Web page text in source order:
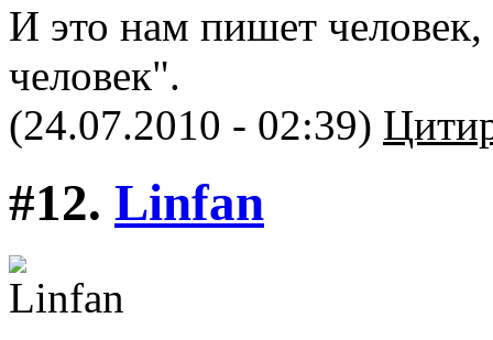
И это нам пишет
человек".
(24.07.2010 - 02:39)
#12. Linfan